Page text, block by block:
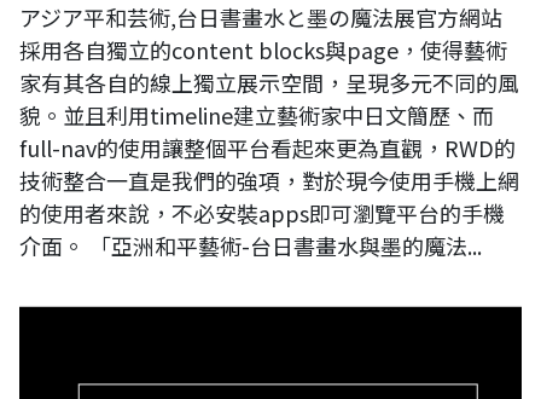
アジア平和芸術,台日書畫水と墨の魔法展官方網站
採用各自獨立的content blocks與page，使得藝術
家有其各自的線上獨立展示空間，呈現多元不同的風
貌。並且利用timeline建立藝術家中日文簡歷、而
full-nav的使用讓整個平台看起來更為直觀，RWD的
技術整合一直是我們的強項，對於現今使用手機上網
的使用者來說，不必安裝apps即可瀏覽平台的手機
介面。 「亞洲和平藝術-台日書畫水與墨的魔法...